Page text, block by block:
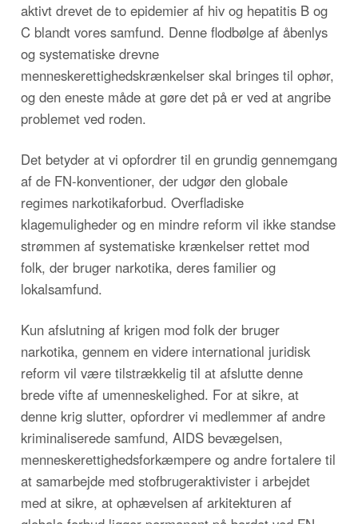
aktivt drevet de to epidemier af hiv og hepatitis B og
C blandt vores samfund. Denne flodbølge af åbenlys
og systematiske drevne
menneskerettighedskrænkelser skal bringes til ophør,
og den eneste måde at gøre det på er ved at angribe
problemet ved roden.
Det betyder at vi opfordrer til en grundig gennemgang
af de FN-konventioner, der udgør den globale
regimes narkotikaforbud. Overfladiske
klagemuligheder og en mindre reform vil ikke standse
strømmen af systematiske krænkelser rettet mod
folk, der bruger narkotika, deres familier og
lokalsamfund.
Kun afslutning af krigen mod folk der bruger
narkotika, gennem en videre international juridisk
reform vil være tilstrækkelig til at afslutte denne
brede vifte af umenneskelighed. For at sikre, at
denne krig slutter, opfordrer vi medlemmer af andre
kriminaliserede samfund, AIDS bevægelsen,
menneskerettighedsforkæmpere og andre fortalere til
at samarbejde med stofbrugeraktivister i arbejdet
med at sikre, at ophævelsen af arkitekturen af